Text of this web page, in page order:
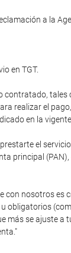
a la
en TGT.
realizar el
en la
el
con nosotros
obligatorios
se ajuste a